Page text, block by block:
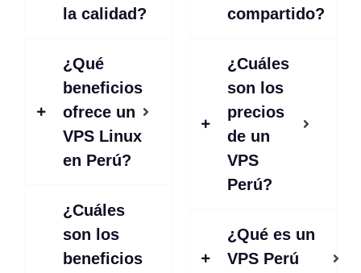
la calidad?
¿Qué
beneficios
ofrece un
VPS Linux
en Perú?
¿Cuáles
son los
beneficios
compartido?
¿Cuáles
son los
precios
de un
VPS
Perú?
¿Qué es un
VPS Perú